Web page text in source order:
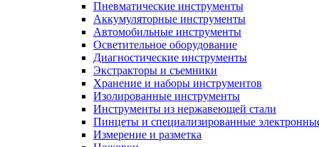
Пневматические инструменты
Аккумуляторные инструменты
Автомобильные инструменты
Осветительное оборудование
Диагностические инструменты
Экстракторы и съемники
Хранение и наборы инструментов
Изолированные инструменты
Инструменты из нержавеющей стали
Пинцеты и специализированные
Измерение и разметка